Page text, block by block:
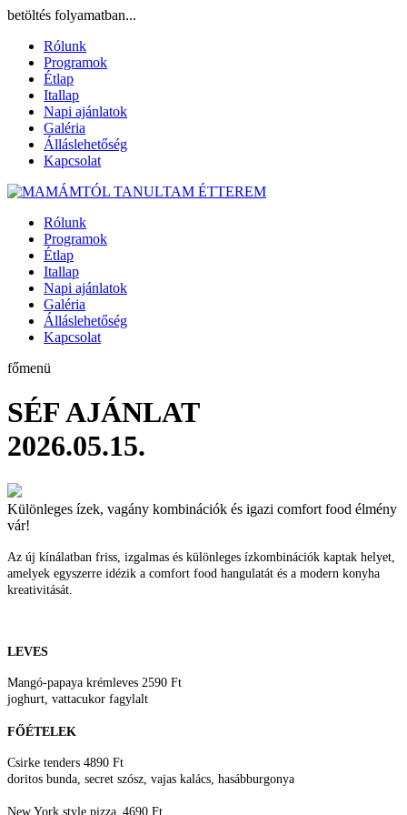
betöltés folyamatban...
Rólunk
Programok
Étlap
Itallap
Napi ajánlatok
Galéria
Álláslehetőség
Kapcsolat
Rólunk
Programok
Étlap
Itallap
Napi ajánlatok
Galéria
Álláslehetőség
Kapcsolat
főmenü
SÉF AJÁNLAT
2026.05.15.
Különleges ízek, vagány kombinációk és igazi comfort food élmény
vár!
Az új kínálatban friss, izgalmas és különleges ízkombinációk kaptak helyet,
amelyek egyszerre idézik a comfort food hangulatát és a modern konyha
kreativitását.
LEVES
Mangó-papaya krémleves 2590 Ft
joghurt, vattacukor fagylalt
FŐÉTELEK
Csirke tenders 4890 Ft
doritos bunda, secret szósz, vajas kalács, hasábburgonya
New York style pizza 4690 Ft